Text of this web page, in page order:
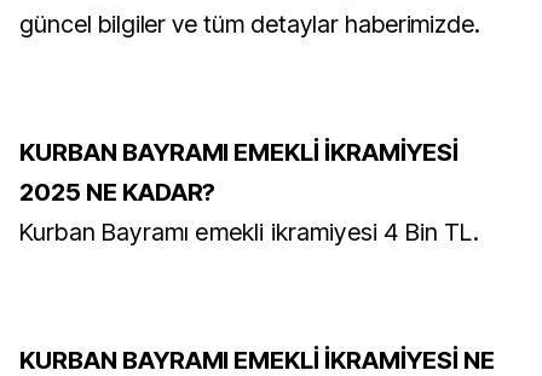
güncel bilgiler ve tüm detaylar haberimizde.
KURBAN BAYRAMI EMEKLİ İKRAMİYESİ
2025 NE KADAR?
Kurban Bayramı emekli ikramiyesi 4 Bin TL.
KURBAN BAYRAMI EMEKLİ İKRAMİYESİ NE